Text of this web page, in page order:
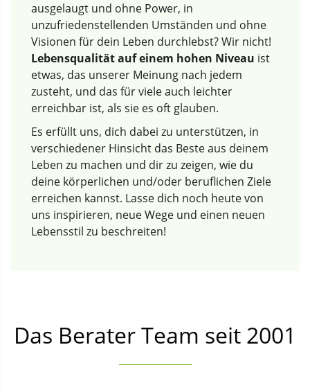
ausgelaugt und ohne Power, in
unzufriedenstellenden Umständen und ohne
Visionen für dein Leben durchlebst? Wir nicht!
Lebensqualität auf einem hohen Niveau ist
etwas, das unserer Meinung nach jedem
zusteht, und das für viele auch leichter
erreichbar ist, als sie es oft glauben.
Es erfüllt uns, dich dabei zu unterstützen, in
verschiedener Hinsicht das Beste aus deinem
Leben zu machen und dir zu zeigen, wie du
deine körperlichen und/oder beruflichen Ziele
erreichen kannst. Lasse dich noch heute von
uns inspirieren, neue Wege und einen neuen
Lebensstil zu beschreiten!
Das Berater Team seit 2001